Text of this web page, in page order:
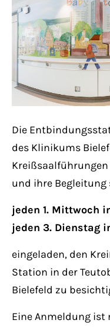
Register| Lost your
Support
24h/
We offer support for
Get in
Cybersteel Inc.
376-293 City
Die
des Klinikums
und ihre Begleitung
jeden 1. Mittwoch
jeden 3. Dienstag
eingeladen, den
Station in der
Bielefeld zu
Eine Anmeldung